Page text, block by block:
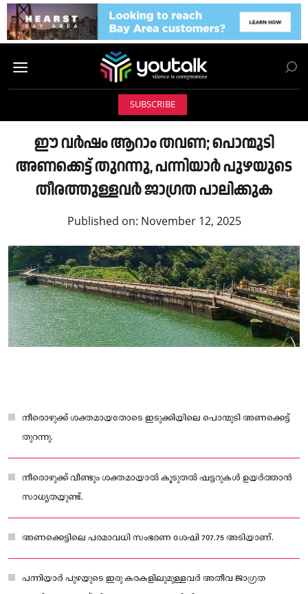
SUBSCRIBE
ഈ വർഷം ആറാം തവണ; പൊന്മുടി
അണക്കെട്ട് തുറന്നു, പന്നിയാർ പുഴയുടെ
തീരത്തുള്ളവർ ജാഗ്രത പാലിക്കുക
Published on: November 12, 2025
നീരൊഴുക്ക് ശക്തമായതോടെ ഇടുക്കിയിലെ പൊന്മുടി അണക്കെട്ട്
തുറന്നു.
നീരൊഴുക്ക് വീണ്ടും ശക്തമായാൽ കൂടുതൽ ഷട്ടറുകൾ ഉയർത്താൻ
സാധ്യതയുണ്ട്.
അണക്കെട്ടിലെ പരമാവധി സംഭരണ ശേഷി 707.75 അടിയാണ്.
പന്നിയാർ പുഴയുടെ ഇരു കരകളിലുമുള്ളവർ അതീവ ജാഗ്രത